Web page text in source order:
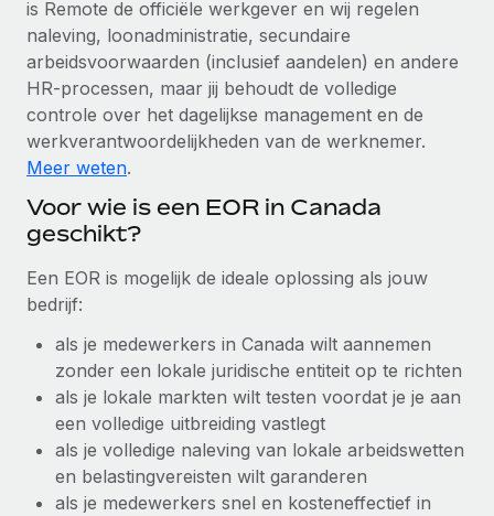
Apparaatbeheer
Lever en track wereldwijd IT-middelen
Entiteiten oprichten
Stel snel compliant entiteiten op
Mobiliteit en overplaatsing
Plaats werknemers moeiteloos over
Eenvoudig secundaire arbeidsvoorwaarden
beheren
Global Payroll
EOR en PEO
Contractor Management
Belastingen
Naar de blog
BLOG
integraties en Contractor Management Plus
Het blijft de missie van Remote om alle soorten bedrijven
te helpen bij het aannemen, beheren en...
Meer informatie
is Remote de officiële werkgever en wij regelen
naleving, loonadministratie, secundaire
arbeidsvoorwaarden (inclusief aandelen) en andere
HR-processen, maar jij behoudt de volledige
controle over het dagelijkse management en de
werkverantwoordelijkheden van de werknemer.
Meer weten.
Voor wie is een EOR in Canada
geschikt?
Een EOR is mogelijk de ideale oplossing als jouw
bedrijf:
als je medewerkers in Canada wilt aannemen
zonder een lokale juridische entiteit op te richten
als je lokale markten wilt testen voordat je je aan
een volledige uitbreiding vastlegt
als je volledige naleving van lokale arbeidswetten
en belastingvereisten wilt garanderen
als je medewerkers snel en kosteneffectief in